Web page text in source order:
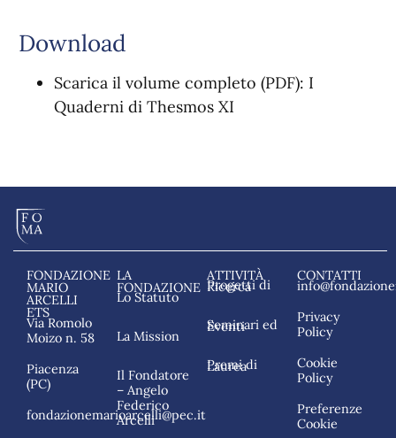
Download
Scarica il volume completo (PDF): I
Quaderni di Thesmos XI
FONDAZIONE
MARIO
ARCELLI
ETS
Via Romolo
Moizo n. 58
Piacenza
(PC)
fondazionemarioarcelli@pec.it
LA
FONDAZIONE
Lo Statuto
La Mission
Il Fondatore
– Angelo
Federico
Arcelli
ATTIVITÀ
Progetti di Ricerca
Seminari ed Eventi
Premi di Laurea
CONTATTI
Privacy
Policy
Cookie
Policy
Preferenze
Cookie